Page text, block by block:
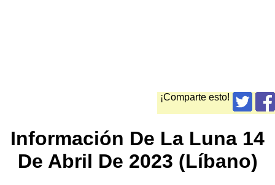
¡Comparte esto!
Información De La Luna 14
De Abril De 2023 (Líbano)